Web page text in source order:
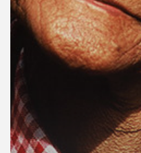
ข่าว
กิจกรรม
เกี่ยว
กับ
เรา